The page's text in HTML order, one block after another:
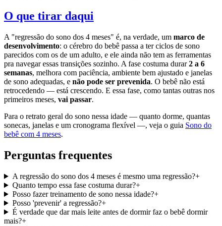
O que tirar daqui
A "regressão do sono dos 4 meses" é, na verdade, um marco de
desenvolvimento: o cérebro do bebê passa a ter ciclos de sono
parecidos com os de um adulto, e ele ainda não tem as ferramentas
pra navegar essas transições sozinho. A fase costuma durar2 a 6
semanas, melhora com paciência, ambiente bem ajustado e janelas
de sono adequadas, e não pode ser prevenida. O bebê não está
retrocedendo — está crescendo. E essa fase, como tantas outras nos
primeiros meses, vai passar.
Para o retrato geral do sono nessa idade — quanto dorme, quantas
sonecas, janelas e um cronograma flexível —, veja o guia Sono do
bebê com 4 meses.
Perguntas frequentes
A regressão do sono dos 4 meses é mesmo uma regressão?+
Quanto tempo essa fase costuma durar?+
Posso fazer treinamento de sono nessa idade?+
Posso 'prevenir' a regressão?+
É verdade que dar mais leite antes de dormir faz o bebê dormir
mais?+